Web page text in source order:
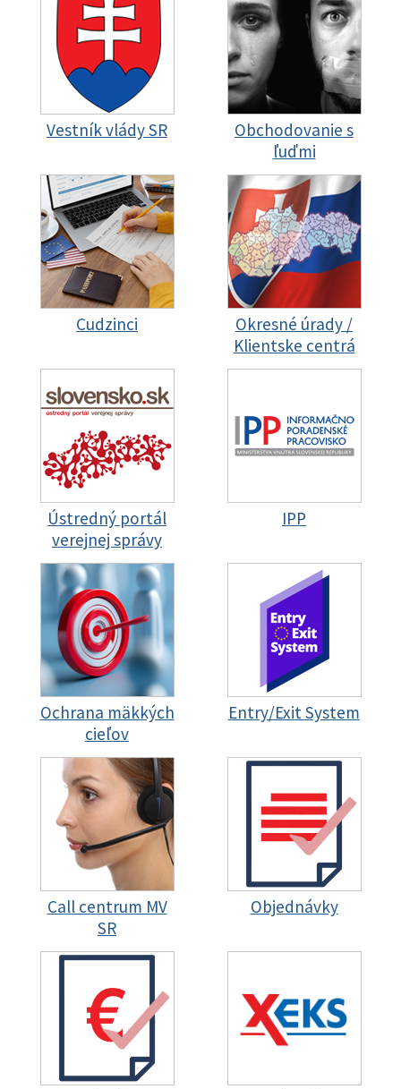
Vestník vlády SR
Obchodovanie s
ľuďmi
Cudzinci
Okresné úrady /
Klientske centrá
Ústredný portál
verejnej správy
IPP
Ochrana mäkkých
cieľov
Entry/Exit System
Call centrum MV
SR
Objednávky